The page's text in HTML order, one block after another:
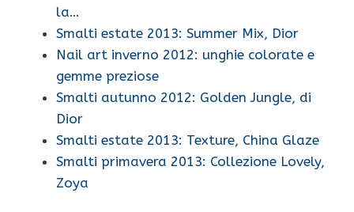
la…
Smalti estate 2013: Summer Mix, Dior
Nail art inverno 2012: unghie colorate e
gemme preziose
Smalti autunno 2012: Golden Jungle, di
Dior
Smalti estate 2013: Texture, China Glaze
Smalti primavera 2013: Collezione Lovely,
Zoya